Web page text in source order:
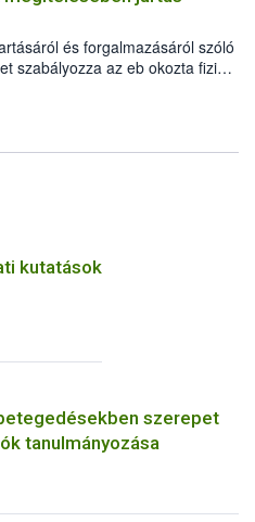
és forgalmazásáról szóló
szabályozza az eb okozta fizikai
felmerülő
veszélyes eb tartását és annak
jártas szakértőt.
kutatások
szerepet
tanulmányozása